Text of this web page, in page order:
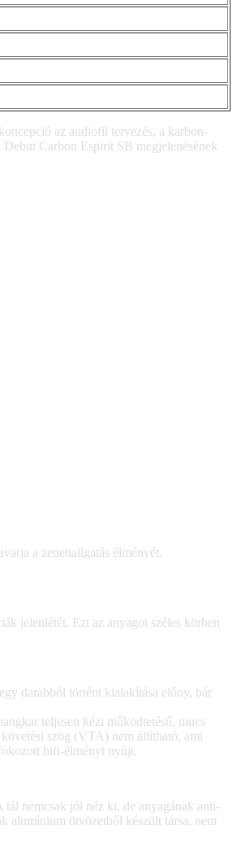
az audiofil tervezés, a karbon-
Debut Carbon Espirit SB megjelenésének
a zenehallgatás élményét.
jelenlétét. Ezt az anyagot széles körben
darabból történt kialakítása előny, bár
teljesen kézi működtetésű, nincs
szög (VTA) nem állítható, ami
hifi-élményt nyújt.
tál nemcsak jól néz ki, de anyagának anti-
alumínium ötvözetből készült társa, nem